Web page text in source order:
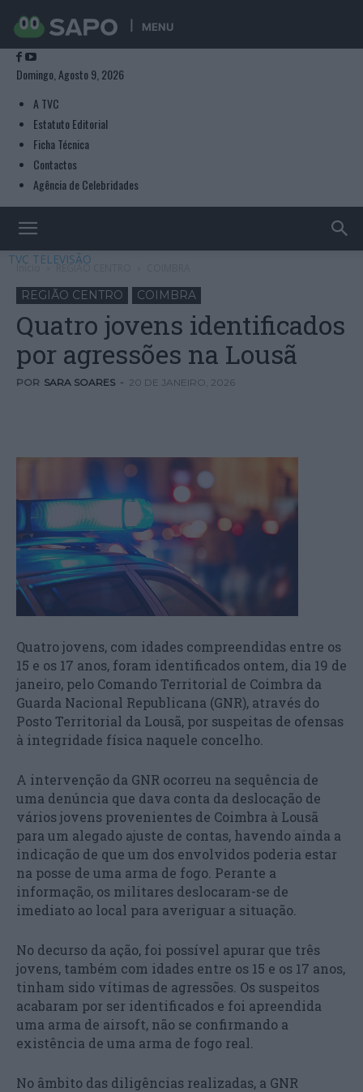
MENU
Domingo, Agosto 9, 2026
A TVC
Estatuto Editorial
Ficha Técnica
Contactos
Agência de Celebridades
TVC TELEVISÃO
Início REGIÃO CENTRO
REGIÃO CENTRO COIMBRA
Quatro jovens identificados
por agressões na Lousã
POR SARA SOARES - 20 DE JANEIRO, 2026
Quatro jovens, com idades compreendidas entre os
15 e os 17 anos, foram identificados ontem, dia 19 de
janeiro, pelo Comando Territorial de Coimbra da
Guarda Nacional Republicana (GNR), através do
Posto Territorial da Lousã, por suspeitas de ofensas
à integridade física naquele concelho.
A intervenção da GNR ocorreu na sequência de
uma denúncia que dava conta da deslocação de
vários jovens provenientes de Coimbra à Lousã
para um alegado ajuste de contas, havendo ainda a
indicação de que um dos envolvidos poderia estar
na posse de uma arma de fogo. Perante a
informação, os militares deslocaram-se de
imediato ao local para averiguar a situação.
No decurso da ação, foi possível apurar que três
jovens, também com idades entre os 15 e os 17 anos,
tinham sido vítimas de agressões. Os suspeitos
acabaram por ser identificados e foi apreendida
uma arma de airsoft, não se confirmando a
existência de uma arma de fogo real.
No âmbito das diligências realizadas, a GNR